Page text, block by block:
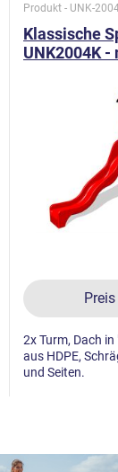
Produkt - UNK-
Klassische
UNK2004K -
2x Turm, Dach in
aus HDPE,
und Seiten.